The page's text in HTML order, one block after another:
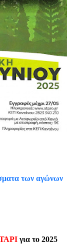
των αγώνων
για το 2025